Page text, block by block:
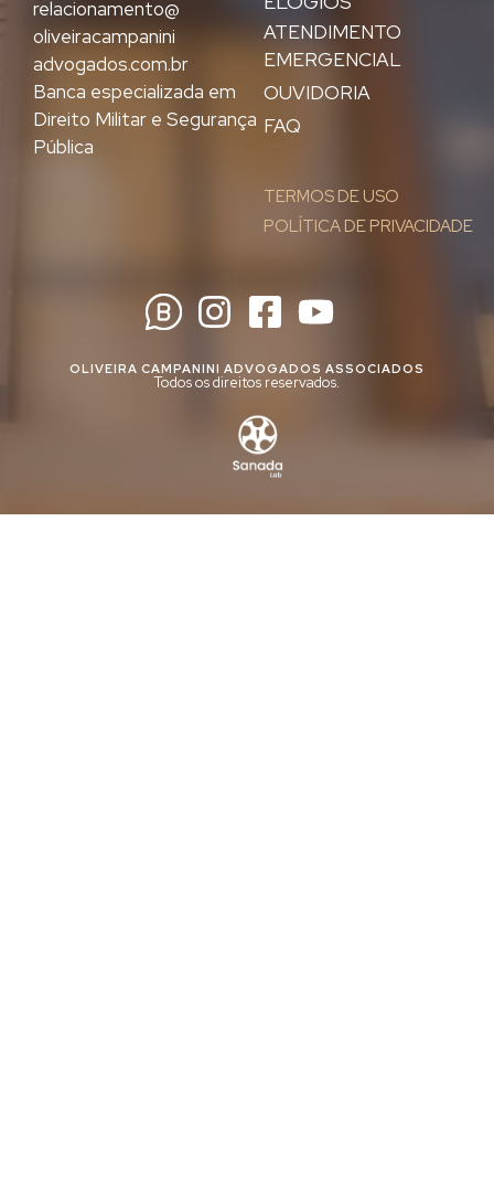
ATENDIMENTO
EMERGENCIAL
OUVIDORIA
FAQ
TERMOS DE USO
POLÍTICA DE PRIVACIDADE
relacionamento@
oliveiracampanini
advogados.com.br
Banca especializada em
Direito Militar e Segurança
Pública
OLIVEIRA CAMPANINI ADVOGADOS ASSOCIADOS
Todos os direitos reservados.